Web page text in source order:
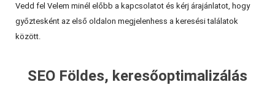
Vedd fel Velem minél előbb a kapcsolatot és kérj árajánlatot, hogy
győztesként az első oldalon megjelenhess a keresési találatok
között.
SEO Földes, keresőoptimalizálás